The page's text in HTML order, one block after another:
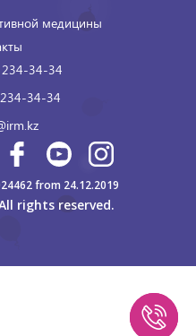
медицины
34-34
34-34
from 24.12.2019
rights reserved.